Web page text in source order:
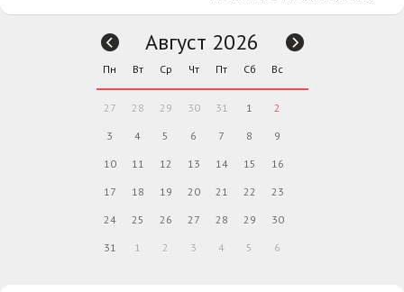
Август 2026
Пн Вт Ср Чт Пт Сб Вс
27 28 29 30 31 1 2
3 4 5 6 7 8 9
10 11 12 13 14 15 16
17 18 19 20 21 22 23
24 25 26 27 28 29 30
31 1 2 3 4 5 6